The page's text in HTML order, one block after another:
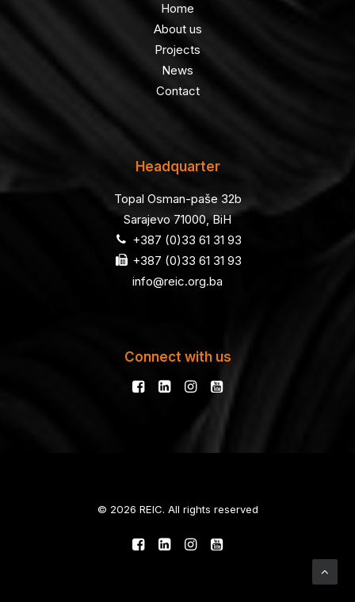
Home
About us
Projects
News
Contact
Headquarter
Topal Osman-paše 32b
Sarajevo 71000, BiH
+387 (0)33 61 31 93
+387 (0)33 61 31 93
info@reic.org.ba
Connect with us
© 2026 REIC. All rights reserved